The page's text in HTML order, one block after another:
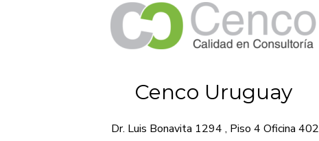
Cenco Uruguay
Dr. Luis Bonavita 1294 , Piso 4 Oficina 402